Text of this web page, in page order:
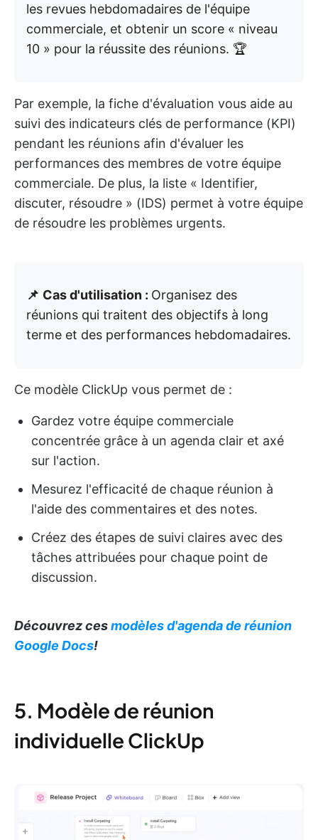
les revues hebdomadaires de l'équipe
commerciale, et obtenir un score « niveau
10 » pour la réussite des réunions. 🏆
Par exemple, la fiche d'évaluation vous aide au
suivi des indicateurs clés de performance (KPI)
pendant les réunions afin d'évaluer les
performances des membres de votre équipe
commerciale. De plus, la liste « Identifier,
discuter, résoudre » (IDS) permet à votre équipe
de résoudre les problèmes urgents.
📌 Cas d'utilisation : Organisez des
réunions qui traitent des objectifs à long
terme et des performances hebdomadaires.
Ce modèle ClickUp vous permet de :
Gardez votre équipe commerciale
concentrée grâce à un agenda clair et axé
sur l'action.
Mesurez l'efficacité de chaque réunion à
l'aide des commentaires et des notes.
Créez des étapes de suivi claires avec des
tâches attribuées pour chaque point de
discussion.
Découvrez cesmodèles d'agenda de réunion
Google Docs!
5. Modèle de réunion
individuelle ClickUp